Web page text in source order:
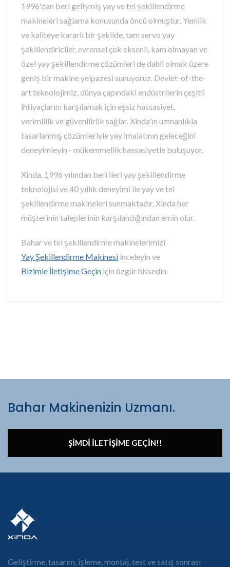
1996'dan beri gelişmiş yay ve tel şekillendirme
makineleri sağlama konusunda öncü olmuştur. Yenilik
ve kaliteye kararlı bir şekilde, tam servo yay
şekillendiriciler, evrensel çok eksenli, kam olmayan ve
özel yay şekillendirme çözümleri de dahil olmak üzere
geniş bir makine yelpazesi sunuyoruz. Devlet-of-the-
art teknolojimiz, dünya çapındaki endüstrilerin çeşitli
ihtiyaçlarını karşılamak için eşsiz hassasiyet,
verimlilik ve güvenilirlik sağlar. Xinda'ın uzmanlıkla
tasarlanmış çözümleriyle yay imalatının geleceğini
deneyimleyin - mükemmellik hassasiyetle buluşuyor.
Xinda, 1996 yılından beri ileri yay şekillendirme
teknolojisi ve 40 yıllık deneyimi ile yay ve tel
şekillendirme makineleri sunmaktadır, Xinda her
müşterinin taleplerinin karşılandığından emin olur.
Bahar ve tel şekillendirme makinelerimizi
Yay Şekillendirme Makinesi inceleyin ve
Bizimle İletişime Geçin için özgür hissedin.
Bahar Makinenizin Uzmanı.
ŞIMDI İLETIŞIME GEÇIN!!
Geliştirme, tasarım, işleme, montaj, test ve satış sonrası